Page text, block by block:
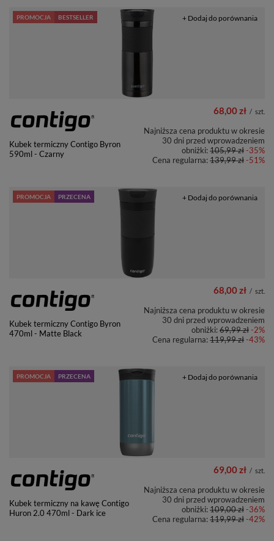
PROMOCJA BESTSELLER
Kubek termiczny Contigo Byron
590ml - Czarny
68,00 zł / szt.
Najniższa cena produktu w okresie
30 dni przed wprowadzeniem
obniżki:105,99 zł-35%
Cena regularna:139,99 zł-51%
+ Dodaj do porównania
PROMOCJA PRZECENA
Kubek termiczny Contigo Byron
470ml - Matte Black
68,00 zł / szt.
Najniższa cena produktu w okresie
30 dni przed wprowadzeniem
obniżki:69,99 zł-2%
Cena regularna:119,99 zł-43%
+ Dodaj do porównania
PROMOCJA PRZECENA
Kubek termiczny na kawę Contigo
Huron 2.0 470ml - Dark ice
69,00 zł / szt.
Najniższa cena produktu w okresie
30 dni przed wprowadzeniem
obniżki:109,00 zł-36%
Cena regularna:119,99 zł-42%
+ Dodaj do porównania